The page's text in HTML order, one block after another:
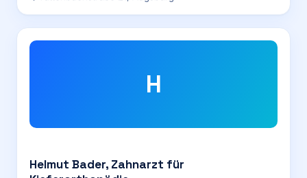
H
Helmut Bader, Zahnarzt für